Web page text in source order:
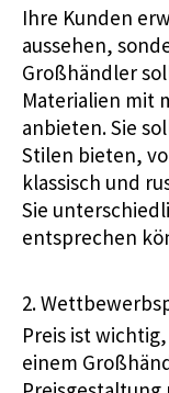
Ihre Kunden
aussehen,
Großhändler
Materialien mit
anbieten. Sie
Stilen bieten,
klassisch und
Sie
entsprechen
2.
Preis ist
einem